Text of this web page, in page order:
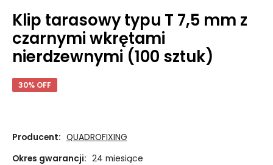
Klip tarasowy typu T 7,5 mm z
czarnymi wkrętami
nierdzewnymi (100 sztuk)
30% OFF
Producent: QUADROFIXING
Okres gwarancji: 24 miesiące